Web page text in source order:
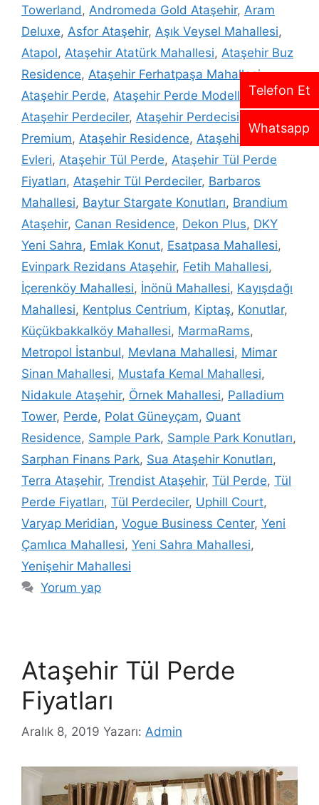
Telefon Et
Whatsapp
Towerland , Andromeda Gold Ataşehir, Aram
Deluxe, Asfor Ataşehir, Aşık Veysel Mahallesi,
Atapol, Ataşehir Atatürk Mahallesi, Ataşehir Buz
Residence, Ataşehir Ferhatpaşa Mahallesi,
Ataşehir Perde, Ataşehir Perde Modelleri ,
Ataşehir Perdeciler, Ataşehir Perdecisi
Premium, Ataşehir Residence, Ataşehir Safir
Evleri, Ataşehir Tül Perde, Ataşehir Tül Perde
Fiyatları, Ataşehir Tül Perdeciler, Barbaros
Mahallesi, Baytur Stargate Konutları, Brandium
Ataşehir, Canan Residence, Dekon Plus, DKY
Yeni Sahra, Emlak Konut, Esatpasa Mahallesi,
Evinpark Rezidans Ataşehir, Fetih Mahallesi,
İçerenköy Mahallesi, İnönü Mahallesi, Kayışdağı
Mahallesi, Kentplus Centrium, Kiptaş, Konutlar,
Küçükbakkalköy Mahallesi, MarmaRams,
Metropol İstanbul, Mevlana Mahallesi, Mimar
Sinan Mahallesi, Mustafa Kemal Mahallesi,
Nidakule Ataşehir, Örnek Mahallesi, Palladium
Tower, Perde, Polat Güneyçam, Quant
Residence, Sample Park, Sample Park Konutları,
Sarphan Finans Park, Sua Ataşehir Konutları,
Terra Ataşehir, Trendist Ataşehir, Tül Perde, Tül
Perde Fiyatları, Tül Perdeciler, Uphill Court,
Varyap Meridian, Vogue Business Center, Yeni
Çamlıca Mahallesi, Yeni Sahra Mahallesi,
Yenişehir Mahallesi
Yorum yap
Ataşehir Tül Perde
Fiyatları
Aralık 8, 2019 Yazarı: Admin